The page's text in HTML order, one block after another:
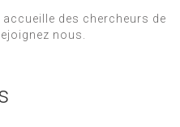
accueille des chercheurs de
nous.